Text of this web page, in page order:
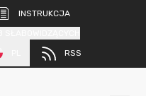
INSTRUKCJA
RSS